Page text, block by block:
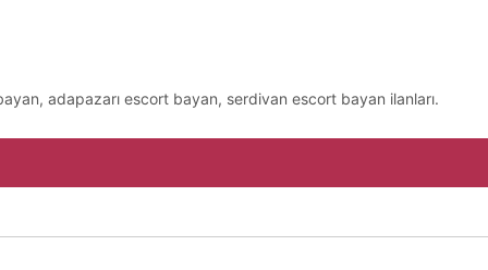
adapazarı escort bayan, serdivan escort bayan ilanları.